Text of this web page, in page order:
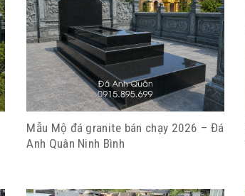
Mẫu Mộ đá granite bán chạy 2026 – Đá
Anh Quân Ninh Bình